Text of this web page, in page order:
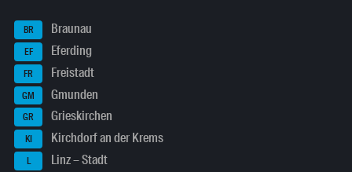
BR Braunau
EF Eferding
FR Freistadt
GM Gmunden
GR Grieskirchen
KI Kirchdorf an der Krems
L Linz – Stadt